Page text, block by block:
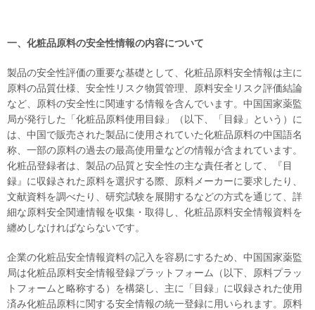
一、化粧品原料の安全性情報の内容について
製品の安全性評価の重要な基礎として、化粧品原料安全情報は主に
原料の品質仕様、安全性リスク物質管理、原料安全リスク評価結論
など、原料の安全性に関連する情報を含んでいます。中国国家薬監
局が発行した「化粧品原料使用目録」（以下、「目録」という）に
は、中国で販売された製品に使用されていた化粧品原料の中国語名
称、一部の原料の過去の最高使用量などの情報が含まれています。
化粧品登録者は、製品の品質と安全性の主な責任者として、『目
録』に収録された原料を選択する際、原料メーカーに要求したり、
文献資料を調べたり、研究試験を展開するなどの方式を通じて、詳
細な原料安全関連情報を収集・取得し、化粧品原料安全情報資料を
纏めしなければならないです。
企業の化粧品安全情報資料の記入を容易にするため、中国国家薬監
局は化粧品原料安全情報登録プラットフォーム（以下、原料プラッ
トフォームと略称する）を構築し、主に「目録」に収録された使用
済み化粧品原料に関する安全情報の統一登録に用いられます。原料